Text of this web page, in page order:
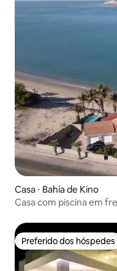
Casa ⋅ Bahía de Kino
Casa com piscina em
Preferido dos hóspedes
Preferido dos hóspedes